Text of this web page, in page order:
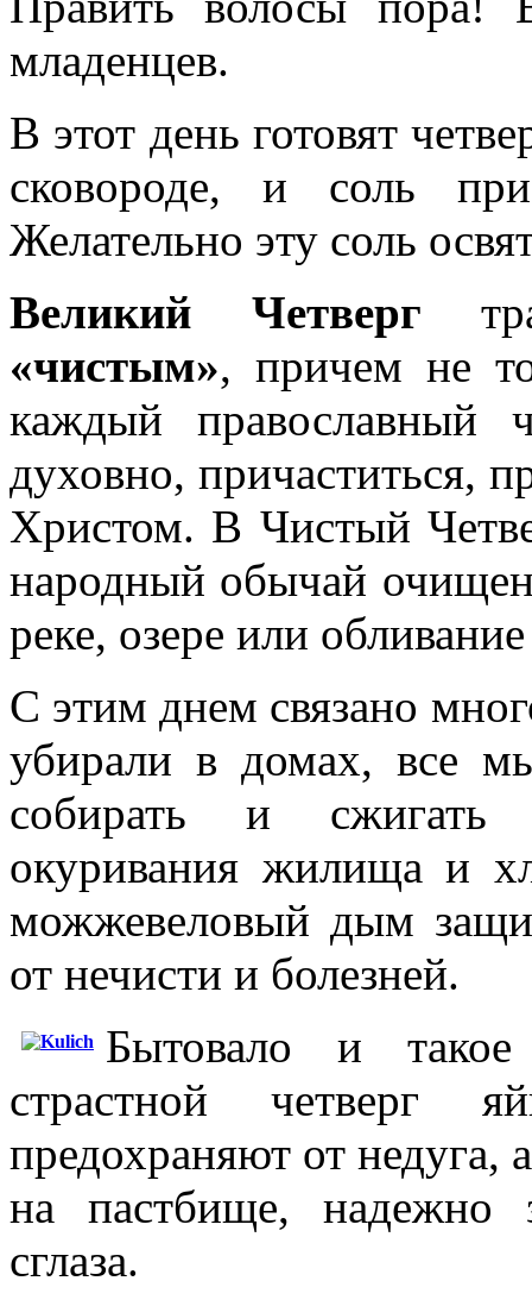
младенцев.
В этот день готовят
сковороде, и соль
Желательно эту соль
Великий Четверг
«чистым», причем не
каждый православный
духовно, причаститься,
Христом. В Чистый
народный обычай
реке, озере или
С этим днем связано
убирали в домах, все
собирать и сжигать
окуривания жилища и
можжевеловый дым
от нечисти и болезней.
Бытовало и
страстной четверг
предохраняют от недуга,
на пастбище, надежно
сглаза.